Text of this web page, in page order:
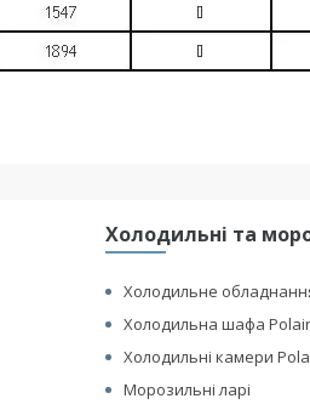
Холодильні та
Холодильне
Холодильна шафа Polair
Холодильні камери
Морозильні ларі